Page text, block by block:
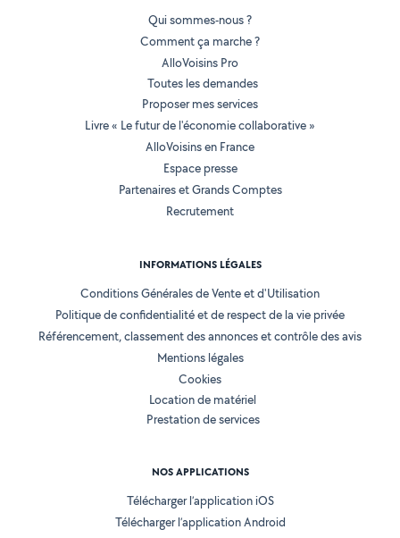
Qui sommes-nous ?
Comment ça marche ?
AlloVoisins Pro
Toutes les demandes
Proposer mes services
Livre « Le futur de l'économie collaborative »
AlloVoisins en France
Espace presse
Partenaires et Grands Comptes
Recrutement
INFORMATIONS LÉGALES
Conditions Générales de Vente et d'Utilisation
Politique de confidentialité et de respect de la vie privée
Référencement, classement des annonces et contrôle des avis
Mentions légales
Cookies
Location de matériel
Prestation de services
NOS APPLICATIONS
Télécharger l’application iOS
Télécharger l’application Android